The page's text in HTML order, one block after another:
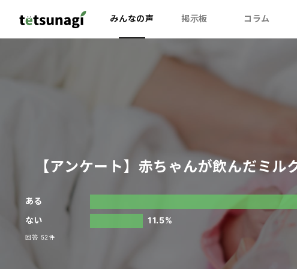
みんなの声 掲示板 コラム
【アンケート】赤ちゃんが飲んだミ
ある
ない
11.5%
回答 52件